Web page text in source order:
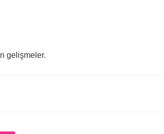
gelişmeler.